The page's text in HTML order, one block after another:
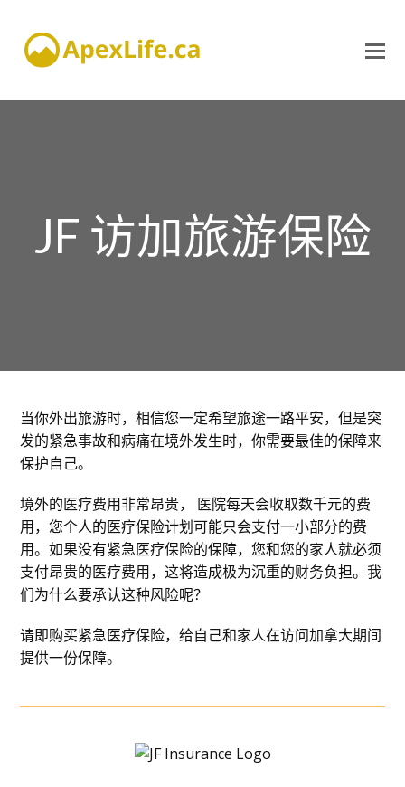
JF 访加旅游保险
当你外出旅游时，相信您一定希望旅途一路平安，但是突
发的紧急事故和病痛在境外发生时，你需要最佳的保障来
保护自己。
境外的医疗费用非常昂贵， 医院每天会收取数千元的费
用，您个人的医疗保险计划可能只会支付一小部分的费
用。如果没有紧急医疗保险的保障，您和您的家人就必须
支付昂贵的医疗费用，这将造成极为沉重的财务负担。我
们为什么要承认这种风险呢？
请即购买紧急医疗保险，给自己和家人在访问加拿大期间
提供一份保障。